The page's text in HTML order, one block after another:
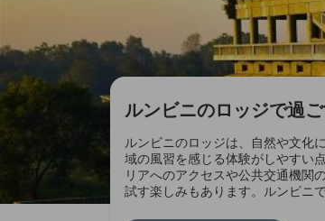
ルンビニのロッジで過
ルンビニのロッジは、自然や文化
域の風習を感じる体験がしやすい
リアへのアクセスや公共交通機関
試す楽しみもあります。ルンビニ